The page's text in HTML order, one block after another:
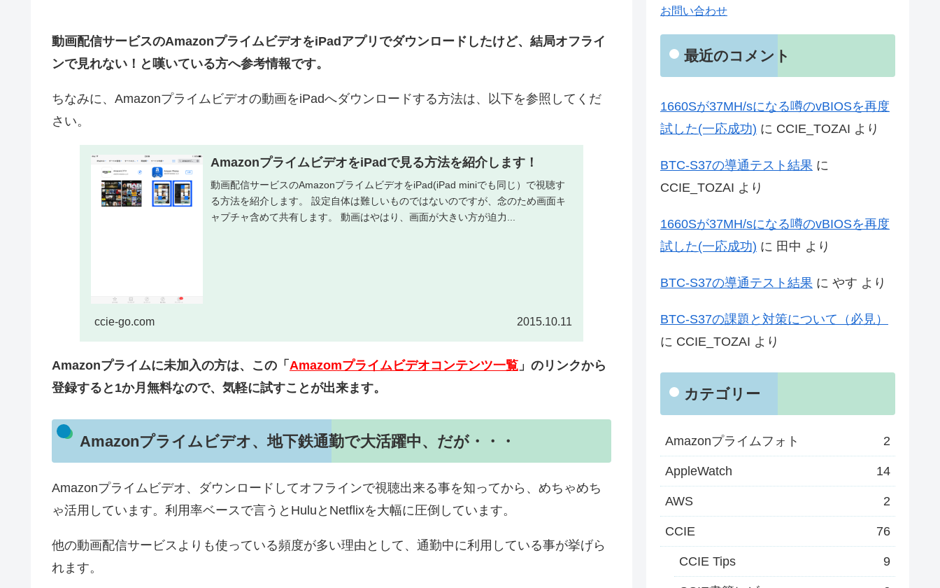
動画配信サービスのAmazonプライムビデオをiPadアプリでダウンロードしたけど、結局オフライ
ンで見れない！と嘆いている方へ参考情報です。
ちなみに、Amazonプライムビデオの動画をiPadへダウンロードする方法は、以下を参照してくだ
さい。
AmazonプライムビデオをiPadで見る方法を紹介します！
動画配信サービスのAmazonプライムビデオをiPad(iPad miniでも同じ）で視聴す
る方法を紹介します。 設定自体は難しいものではないのですが、念のため画面キ
ャプチャ含めて共有します。 動画はやはり、画面が大きい方が迫力...
ccie-go.com 2015.10.11
Amazonプライムに未加入の方は、この「 Amazomプライムビデオコンテンツ一覧 」のリンクから
登録すると1か月無料なので、気軽に試すことが出来ます。
Amazonプライムビデオ、地下鉄通勤で大活躍中、だが・・・
Amazonプライムビデオ、ダウンロードしてオフラインで視聴出来る事を知ってから、めちゃめち
ゃ活用しています。利用率ベースで言うとHuluとNetflixを大幅に圧倒しています。
他の動画配信サービスよりも使っている頻度が多い理由として、通勤中に利用している事が挙げら
れます。
お問い合わせ
最近のコメント
1660Sが37MH/sになる噂のvBIOSを再度
試した(一応成功) に CCIE_TOZAI より
BTC-S37の導通テスト結果 に
CCIE_TOZAI より
1660Sが37MH/sになる噂のvBIOSを再度
試した(一応成功) に 田中 より
BTC-S37の導通テスト結果 に やす より
BTC-S37の課題と対策について（必見）
に CCIE_TOZAI より
カテゴリー
Amazonプライムフォト 2
AppleWatch 14
AWS 2
CCIE 76
CCIE Tips 9